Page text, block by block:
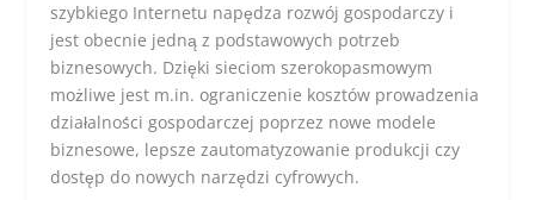
szybkiego Internetu napędza rozwój gospodarczy i
jest obecnie jedną z podstawowych potrzeb
biznesowych. Dzięki sieciom szerokopasmowym
możliwe jest m.in. ograniczenie kosztów prowadzenia
działalności gospodarczej poprzez nowe modele
biznesowe, lepsze zautomatyzowanie produkcji czy
dostęp do nowych narzędzi cyfrowych.